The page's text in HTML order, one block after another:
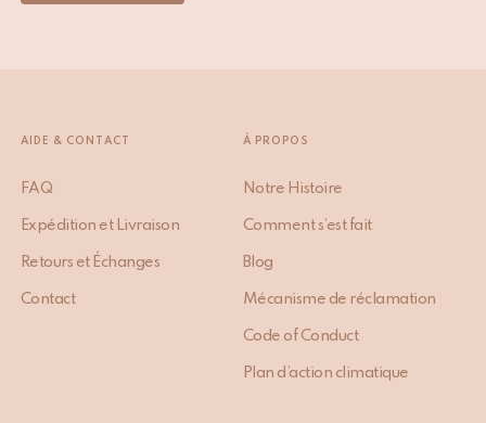
AIDE & CONTACT
FAQ
Expédition et Livraison
Retours et Échanges
Contact
À PROPOS
Notre Histoire
Comment s’est fait
Blog
Mécanisme de réclamation
Code of Conduct
Plan d’action climatique